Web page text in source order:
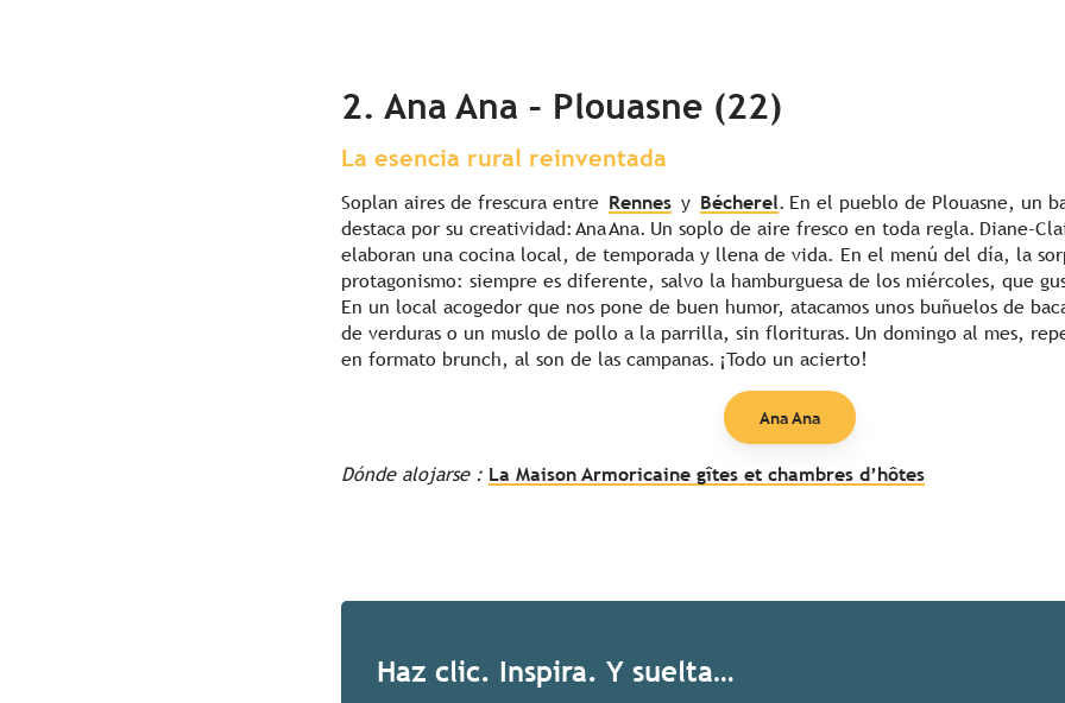
2. Ana Ana – Plouasne (22)
La esencia rural reinventada
Soplan aires de frescura entre Rennes y Bécherel. En el pueblo de Plouasne, un
destaca por su creatividad: Ana Ana. Un soplo de aire fresco en toda regla. Diane-
elaboran una cocina local, de temporada y llena de vida. En el menú del día, la
protagonismo: siempre es diferente, salvo la hamburguesa de los miércoles, que
En un local acogedor que nos pone de buen humor, atacamos unos buñuelos de
de verduras o un muslo de pollo a la parrilla, sin florituras. Un domingo al mes,
en formato brunch, al son de las campanas. ¡Todo un acierto!
Ana Ana
Dónde alojarse : La Maison Armoricaine gîtes et chambres d’hôtes
Haz clic. Inspira. Y suelta…